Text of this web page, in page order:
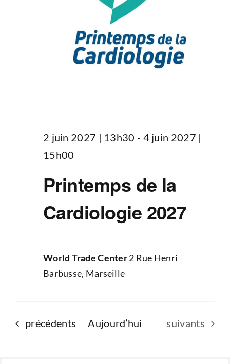
Printemps de la
Cardiologie 2027
2 juin 2027 | 13h30 - 4 juin 2027 |
15h00
World Trade Center2 Rue Henri
Barbusse, Marseille
Évènements
précédents Aujourd’hui Évènements
suivants